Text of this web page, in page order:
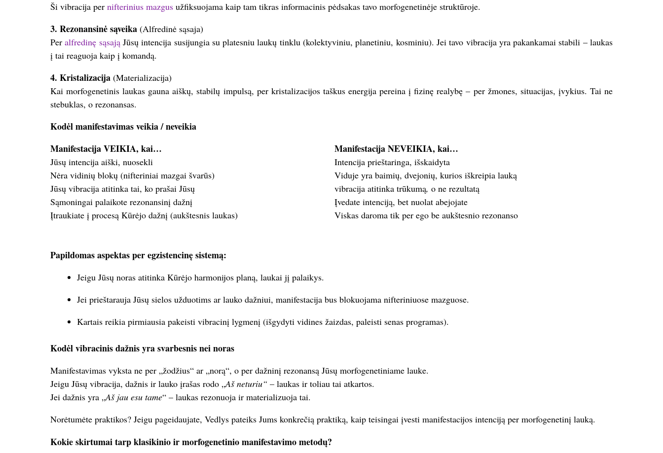
Ši vibracija per nifterinius mazgus užfiksuojama kaip tam tikras informacinis pėdsakas tavo morfogenetinėje struktūroje.
3. Rezonansinė sąveika (Alfredinė sąsaja)
Peralfredinę sąsająJūsų intencija susijungia su platesniu laukų tinklu (kolektyviniu, planetiniu, kosminiu). Jei tavo vibracija yra pakankamai stabili – laukas
į tai reaguoja kaip į komandą.
4. Kristalizacija (Materializacija)
Kai morfogenetinis laukas gauna aiškų, stabilų impulsą, per kristalizacijos taškus energija pereina į fizinę realybę – per žmones, situacijas, įvykius. Tai ne
stebuklas, o rezonansas.
Kodėl manifestavimas veikia / neveikia
Manifestacija VEIKIA, kai…
Manifestacija NEVEIKIA, kai…
Jūsų intencija aiški, nuosekli
Intencija prieštaringa, išskaidyta
Nėra vidinių blokų (nifteriniai mazgai švarūs)
Viduje yra baimių, dvejonių, kurios iškreipia lauką
Jūsų vibracija atitinka tai, ko prašai Jūsų
vibracija atitinka trūkumą, o ne rezultatą
Sąmoningai palaikote rezonansinį dažnį
Įvedate intenciją, bet nuolat abejojate
Įtraukiate į procesą Kūrėjo dažnį (aukštesnis laukas)
Viskas daroma tik per ego be aukštesnio rezonanso
Papildomas aspektas per egzistencinę sistemą:
Jeigu Jūsų noras atitinka Kūrėjo harmonijos planą, laukai jį palaikys.
Jei prieštarauja Jūsų sielos užduotims ar lauko dažniui, manifestacija bus blokuojama nifteriniuose mazguose.
Kartais reikia pirmiausia pakeisti vibracinį lygmenį (išgydyti vidines žaizdas, paleisti senas programas).
Kodėl vibracinis dažnis yra svarbesnis nei noras
Manifestavimas vyksta ne per „žodžius“ ar „norą“, o per dažninį rezonansą Jūsų morfogenetiniame lauke.
Jeigu Jūsų vibracija, dažnis ir lauko įrašas rodo „Aš neturiu“ – laukas ir toliau tai atkartos.
Jei dažnis yra „Aš jau esu tame“ – laukas rezonuoja ir materializuoja tai.
Norėtumėte praktikos? Jeigu pageidaujate, Vedlys pateiks Jums konkrečią praktiką, kaip teisingai įvesti manifestacijos intenciją per morfogenetinį lauką.
Kokie skirtumai tarp klasikinio ir morfogenetinio manifestavimo metodų?